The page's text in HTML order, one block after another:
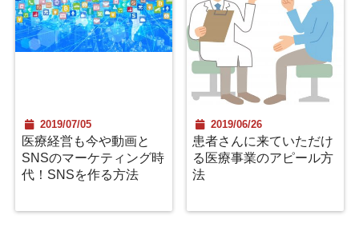
2019/07/05
医療経営も今や動画と
SNSのマーケティング時
代！SNSを作る方法
2019/06/26
患者さんに来ていただけ
る医療事業のアピール方
法